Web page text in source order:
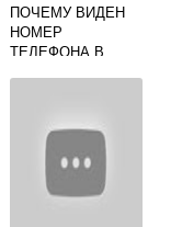
ПОЧЕМУ ВИДЕН
НОМЕР
ТЕЛЕФОНА В